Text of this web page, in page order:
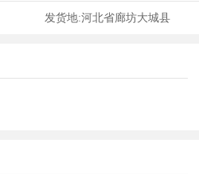
发货地:河北省廊坊大城县